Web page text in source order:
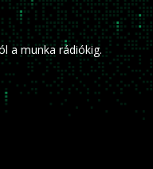
a munka rádiókig.